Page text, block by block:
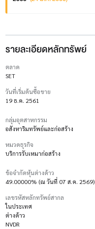
รายละเอียดหลักทรัพย์
ตลาด
SET
วันที่เริ่มต้นซื้อขาย
19 ธ.ค. 2561
กลุ่มอุตสาหกรรม
อสังหาริมทรัพย์และก่อสร้าง
หมวดธุรกิจ
บริการรับเหมาก่อสร้าง
ข้อจำกัดหุ้นต่างด้าว
49.00000% (ณ วันที่ 07 ส.ค. 2569)
เลขรหัสหลักทรัพย์สากล
ในประเทศ
ต่างด้าว
NVDR